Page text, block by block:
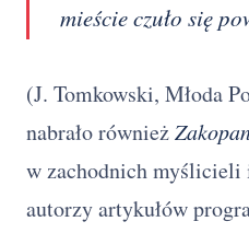
mieście czuło się
(J. Tomkowski, Młoda
nabrało również
w zachodnich myślicieli
autorzy artykułów